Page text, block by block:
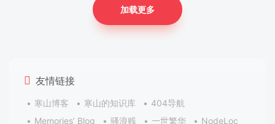
加载更多
友情链接
寒山博客 寒山的知识库
404导航
Memories’ Blog
骚浪贱 一世繁华 NodeLoc